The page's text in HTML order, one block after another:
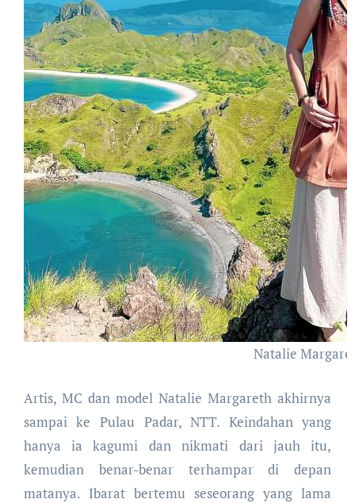
Natalie
Artis, MC dan model Natalie Margareth akhirnya
sampai ke Pulau Padar, NTT. Keindahan yang
hanya ia kagumi dan nikmati dari jauh itu,
kemudian benar-benar terhampar di depan
matanya. Ibarat bertemu seseorang yang lama